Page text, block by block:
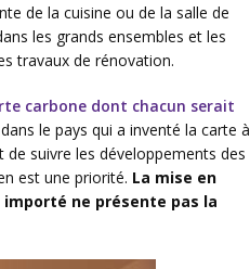
de la cuisine ou de la salle de
les grands ensembles et les
travaux de rénovation.
carbone dont chacun serait
le pays qui a inventé la carte à
de suivre les développements des
est une priorité. La mise en
ne présente pas la